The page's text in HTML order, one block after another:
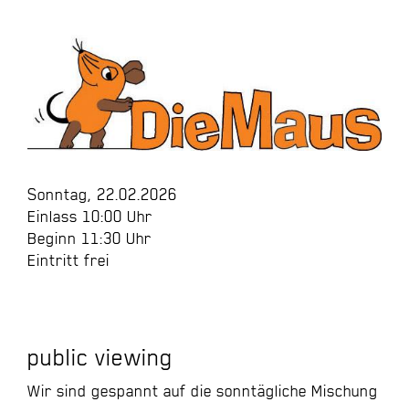
Sonntag, 22.02.2026
Einlass 10:00 Uhr
Beginn 11:30 Uhr
Eintritt frei
public viewing
Wir sind gespannt auf die sonntägliche Mischung